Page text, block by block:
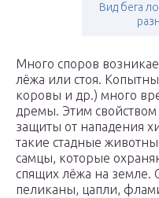
Вид бега
Много споров
лёжа или стоя.
коровы и др.) много
дремы. Этим
защиты от нападения
такие стадные
самцы, которые
спящих лёжа на земле.
пеликаны, цапли,